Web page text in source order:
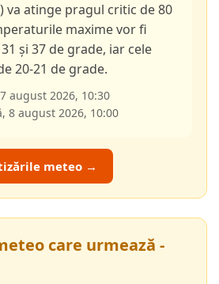
va atinge pragul critic de 80
maxime vor fi
și 37 de grade, iar cele
20-21 de grade.
august 2026, 10:30
8 august 2026, 10:00
meteo →
care urmează -